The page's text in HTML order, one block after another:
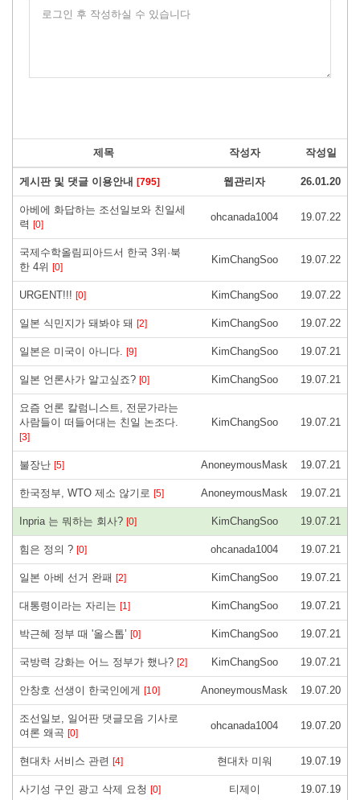
로그인 후 작성하실 수 있습니다
제목 작성자 작성일
게시판 및 댓글 이용안내 [795] 웹관리자 26.01.20
아베에 화답하는 조선일보와 친일세
력 [0]
ohcanada1004 19.07.22
국제수학올림피아드서 한국 3위·북
한 4위 [0]
KimChangSoo 19.07.22
URGENT!!! [0] KimChangSoo 19.07.22
일본 식민지가 돼봐야 돼 [2] KimChangSoo 19.07.22
일본은 미국이 아니다. [9] KimChangSoo 19.07.21
일본 언론사가 알고싶죠? [0] KimChangSoo 19.07.21
요즘 언론 칼럼니스트, 전문가라는
사람들이 떠들어대는 친일 논조다.
[3]
KimChangSoo 19.07.21
불장난 [5] AnoneymousMask 19.07.21
한국정부, WTO 제소 않기로 [5] AnoneymousMask 19.07.21
Inpria 는 뭐하는 회사? [0] KimChangSoo 19.07.21
힘은 정의 ? [0] ohcanada1004 19.07.21
일본 아베 선거 완패 [2] KimChangSoo 19.07.21
대통령이라는 자리는 [1] KimChangSoo 19.07.21
박근혜 정부 때 '올스톱’ [0] KimChangSoo 19.07.21
국방력 강화는 어느 정부가 했나? [2] KimChangSoo 19.07.21
안창호 선생이 한국인에게 [10] AnoneymousMask 19.07.20
조선일보, 일어판 댓글모음 기사로
여론 왜곡 [0]
ohcanada1004 19.07.20
현대차 서비스 관련 [4] 현대차 미워 19.07.19
사기성 구인 광고 삭제 요청 [0] 티제이 19.07.19